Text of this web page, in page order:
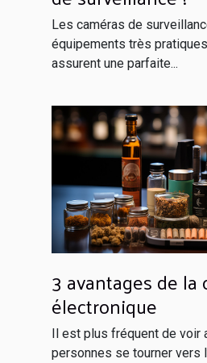
Les caméras de
équipements très
assurent une parfaite...
3 avantages de
électronique
Il est plus fréquent de voir
personnes se tourner vers